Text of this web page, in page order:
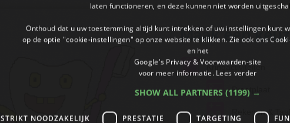
Maak een
Kringactiviteiten
Praatplaat
Rekenen & Taal
laten functioneren, en deze kunnen niet worden
Onthoud dat u uw toestemming altijd kunt intrekken of uw instellingen kunt
op de optie "cookie-instellingen" op onze website te klikken. Zie ook ons
en het
Google's Privacy & Voorwaarden-site
voor meer informatie. Lees verder
SHOW ALL PARTNERS (1199) →
STRIKT NOODZAKELIJK PRESTATIE TARGETING